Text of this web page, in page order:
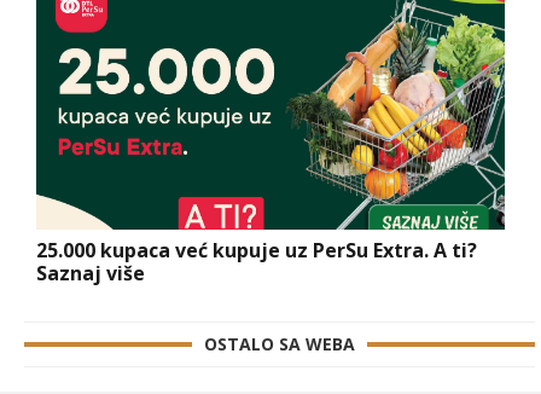
25.000 kupaca već kupuje uz PerSu Extra. A ti?
Saznaj više
OSTALO SA WEBA